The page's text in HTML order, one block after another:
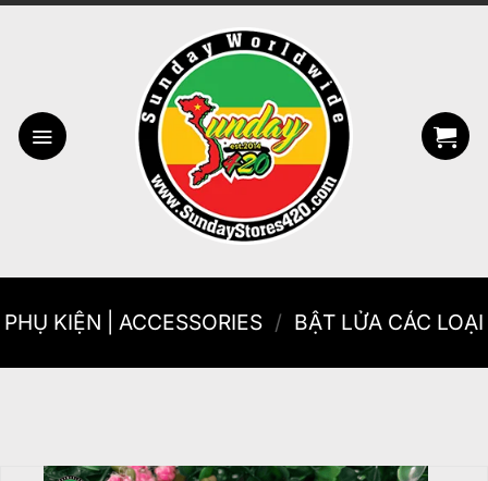
Bỏ
PHỤ KIỆN | ACCESSORIES / BẬT LỬA CÁC LOẠI